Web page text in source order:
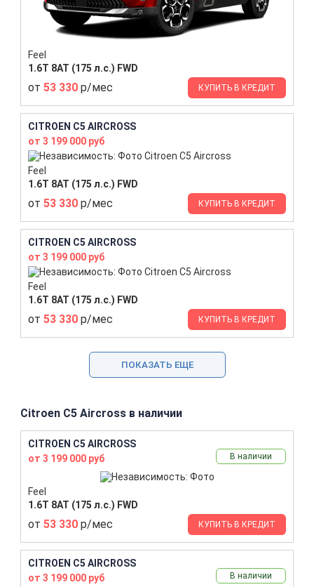
Feel
1.6T 8AT (175 л.с.) FWD
от 53 330 р/мес КУПИТЬ В КРЕДИТ
CITROEN C5 AIRCROSS
от 3 199 000 руб
Feel
1.6T 8AT (175 л.с.) FWD
от 53 330 р/мес КУПИТЬ В КРЕДИТ
CITROEN C5 AIRCROSS
от 3 199 000 руб
Feel
1.6T 8AT (175 л.с.) FWD
от 53 330 р/мес КУПИТЬ В КРЕДИТ
ПОКАЗАТЬ ЕЩЕ
Citroen C5 Aircross в наличии
CITROEN C5 AIRCROSS
от 3 199 000 руб
В наличии
Feel
1.6T 8AT (175 л.с.) FWD
от 53 330 р/мес КУПИТЬ В КРЕДИТ
CITROEN C5 AIRCROSS
от 3 199 000 руб
В наличии